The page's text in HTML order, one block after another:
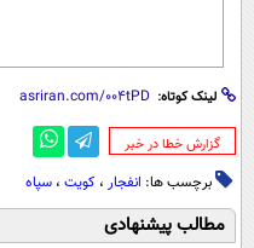
لینک کوتاه:
‌گزارش خطا در خبر
برچسب ها: انفجار ، کویت ، سپاه
مطالب پیشنهادی